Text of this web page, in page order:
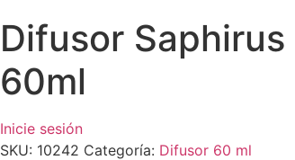
Difusor
60ml
Inicie sesión
SKU: 10242 Categoría: Difusor 60 ml